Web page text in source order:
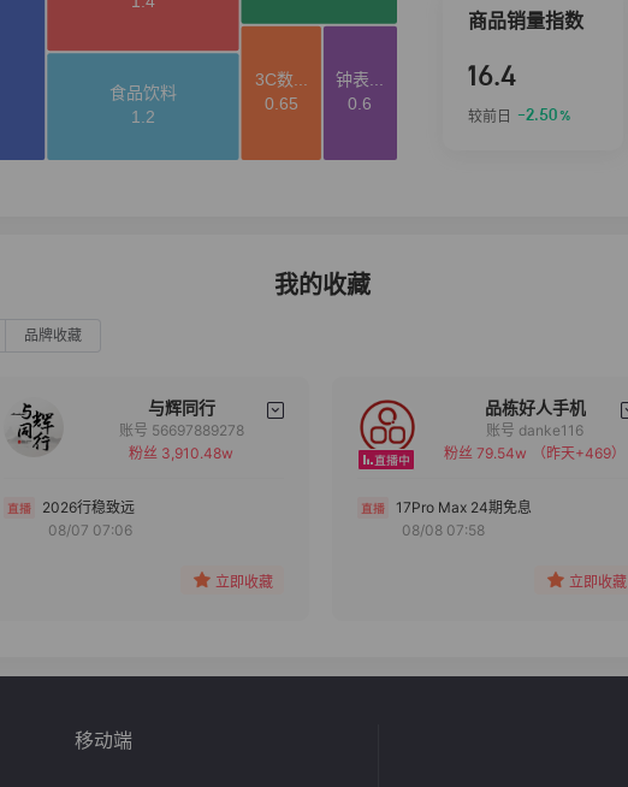
商品销量指数
16.4
较前日 -2.50%
我的收藏
品牌收藏
与辉同行
备注
账号 56697889278
粉丝 3,910.48w
2026行稳致远
08/07 07:06
立即收藏
品栋好人手机
备注
分组
账号 danke116
粉丝 79.54w
（昨天+469）
17Pro Max 24期免息
08/08 07:58
立即收藏
移动端